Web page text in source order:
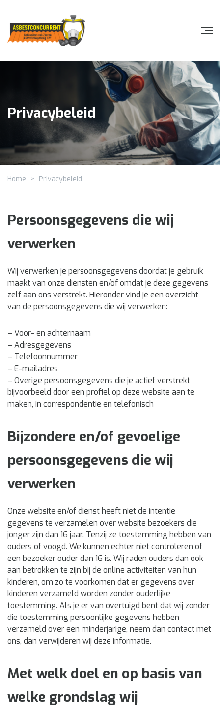
Privacybeleid
Home > Privacybeleid
Persoonsgegevens die wij
verwerken
Wij verwerken je persoonsgegevens doordat je gebruik
maakt van onze diensten en/of omdat je deze gegevens
zelf aan ons verstrekt. Hieronder vind je een overzicht
van de persoonsgegevens die wij verwerken:
– Voor- en achternaam
– Adresgegevens
– Telefoonnummer
– E-mailadres
– Overige persoonsgegevens die je actief verstrekt
bijvoorbeeld door een profiel op deze website aan te
maken, in correspondentie en telefonisch
Bijzondere en/of gevoelige
persoonsgegevens die wij
verwerken
Onze website en/of dienst heeft niet de intentie
gegevens te verzamelen over website bezoekers die
jonger zijn dan 16 jaar. Tenzij ze toestemming hebben van
ouders of voogd. We kunnen echter niet controleren of
een bezoeker ouder dan 16 is. Wij raden ouders dan ook
aan betrokken te zijn bij de online activiteiten van hun
kinderen, om zo te voorkomen dat er gegevens over
kinderen verzameld worden zonder ouderlijke
toestemming. Als je er van overtuigd bent dat wij zonder
die toestemming persoonlijke gegevens hebben
verzameld over een minderjarige, neem dan contact met
ons, dan verwijderen wij deze informatie.
Met welk doel en op basis van
welke grondslag wij